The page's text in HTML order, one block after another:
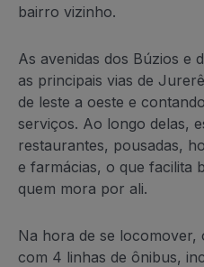
bairro vizinho.
As avenidas dos Búzios e
as principais vias de
de leste a oeste e
serviços. Ao longo delas,
restaurantes, pousadas,
e farmácias, o que facilita
quem mora por ali.
Na hora de se locomover,
com 4 linhas de ônibus,